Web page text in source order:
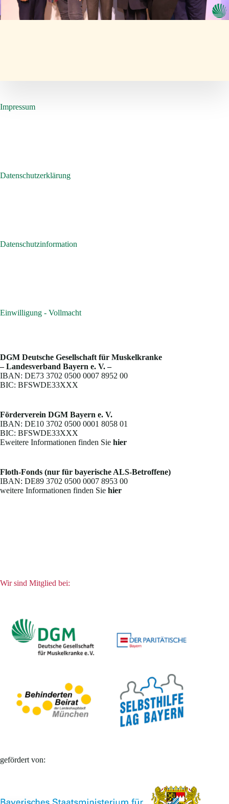
Impressum
Datenschutzerklärung
Datenschutzinformation
Einwilligung - Vollmacht
DGM Deutsche Gesellschaft für Muskelkranke
– Landesverband Bayern e. V. –
IBAN: DE73 3702 0500 0007 8952 00
BIC: BFSWDE33XXX
Förderverein DGM Bayern e. V.
IBAN: DE10 3702 0500 0001 8058 01
BIC: BFSWDE33XXX
Eweitere Informationen finden Sie hier
Floth-Fonds (nur für bayerische ALS-Betroffene)
IBAN: DE89 3702 0500 0007 8953 00
weitere Informationen finden Sie hier
Wir sind Mitglied bei:
gefördert von: